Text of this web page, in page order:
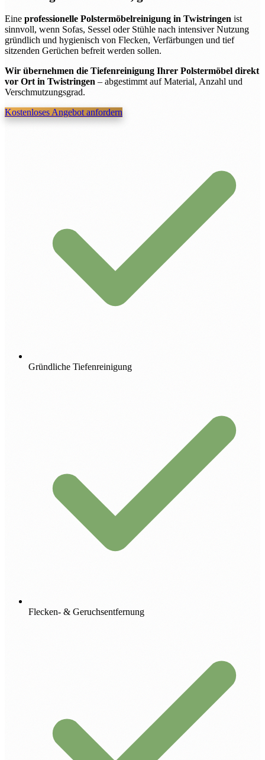
Eine professionelle Polstermöbelreinigung in Twistringen ist
sinnvoll, wenn Sofas, Sessel oder Stühle nach intensiver Nutzung
gründlich und hygienisch von Flecken, Verfärbungen und tief
sitzenden Gerüchen befreit werden sollen.
Wir übernehmen die Tiefenreinigung Ihrer Polstermöbel direkt
vor Ort in Twistringen – abgestimmt auf Material, Anzahl und
Verschmutzungsgrad.
Kostenloses Angebot anfordern
Gründliche Tiefenreinigung
Flecken- & Geruchsentfernung